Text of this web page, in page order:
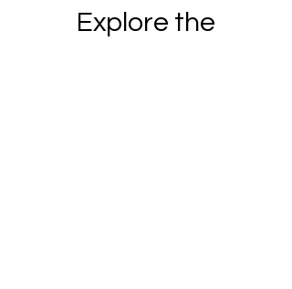
Explore the